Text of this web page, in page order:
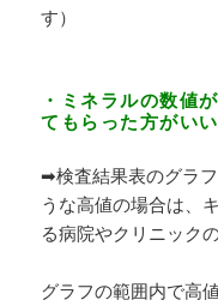
す）
・ミネラルの数値
てもらった方がい
➡検査結果表のグラ
うな高値の場合は、
る病院やクリニック
グラフの範囲内で高